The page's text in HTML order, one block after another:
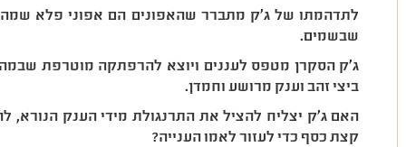
לתדהמתו של ג'ק מתברר שהאפונים הם אפוני פלא
שבשמים.
ג'ק הסקרן מטפס לעננים ויוצא להרפתקה מוטרפת
ביצי זהב וענק מרושע וחמדן.
האם ג'ק יצליח להציל את התרנגולת מידי הענק הנורא,
קצת כסף כדי לעזור לאמו הענייה?